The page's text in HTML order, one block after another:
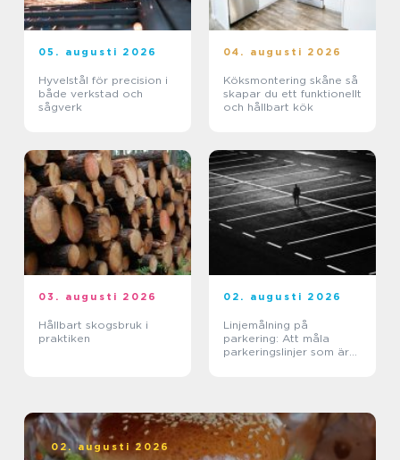
05. augusti 2026
Hyvelstål för precision i
både verkstad och
sågverk
04. augusti 2026
Köksmontering skåne så
skapar du ett funktionellt
och hållbart kök
03. augusti 2026
Hållbart skogsbruk i
praktiken
02. augusti 2026
Linjemålning på
parkering: Att måla
parkeringslinjer som är
02. augusti 2026